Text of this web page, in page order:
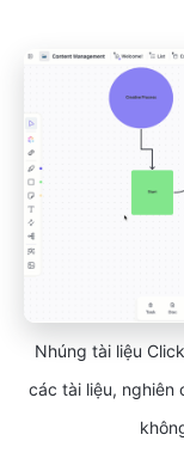
Nhúng tài liệu
các tài liệu, nghiên